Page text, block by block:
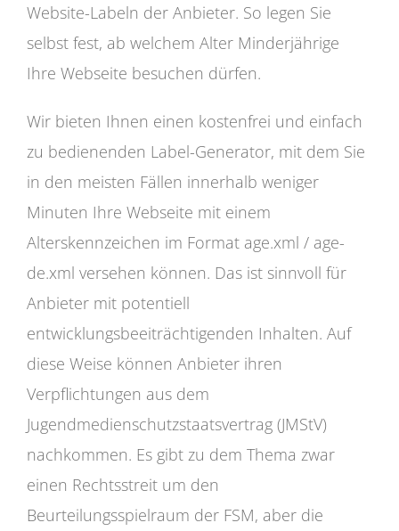
Website-Labeln der Anbieter. So legen Sie
selbst fest, ab welchem Alter Minderjährige
Ihre Webseite besuchen dürfen.
Wir bieten Ihnen einen kostenfrei und einfach
zu bedienenden Label-Generator, mit dem Sie
in den meisten Fällen innerhalb weniger
Minuten Ihre Webseite mit einem
Alterskennzeichen im Format age.xml / age-
de.xml versehen können. Das ist sinnvoll für
Anbieter mit potentiell
entwicklungsbeeiträchtigenden Inhalten. Auf
diese Weise können Anbieter ihren
Verpflichtungen aus dem
Jugendmedienschutzstaatsvertrag (JMStV)
nachkommen. Es gibt zu dem Thema zwar
einen Rechtsstreit um den
Beurteilungsspielraum der FSM, aber die